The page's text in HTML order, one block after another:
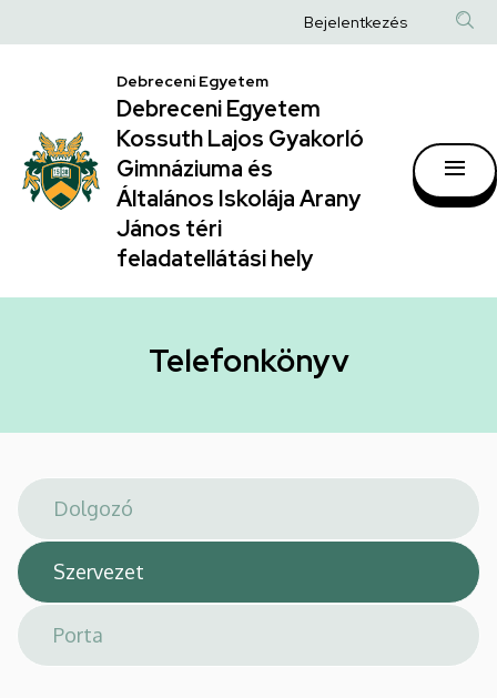
|
Debreceni
Egyetem
Kossuth
Lajos
Gyakorló
Általános
Arany
János
téri
feladatellátási
hely
a
Anonim
fiók
menüje
Bejelentkezés
Debreceni Egyetem
Debreceni Egyetem
Kossuth Lajos Gyakorló
Gimnáziuma és
Általános Iskolája Arany
János téri
feladatellátási hely
Telefonkönyv